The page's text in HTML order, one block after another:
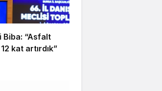
Biba: “Asfalt
kat artırdık”